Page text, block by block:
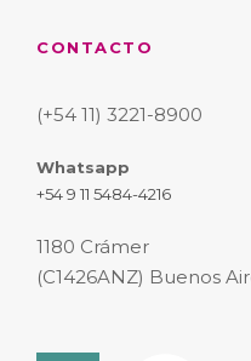
CONTACTO
(+54 11) 3221-8900
Whatsapp
+54 9 11 5484-4216
1180 Crámer
(C1426ANZ) Buenos